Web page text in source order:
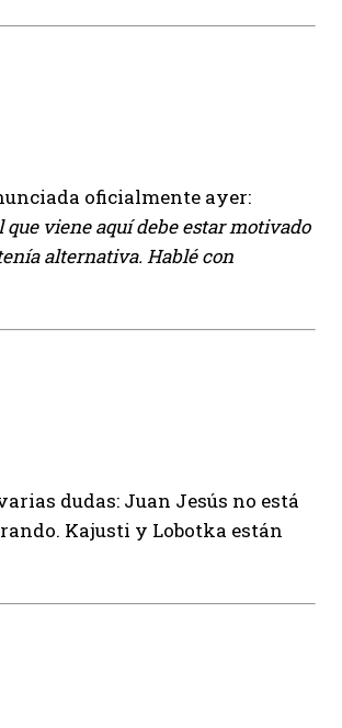
oficialmente ayer:
viene aquí debe estar motivado
alternativa. Hablé con
dudas: Juan Jesús no está
Kajusti y Lobotka están